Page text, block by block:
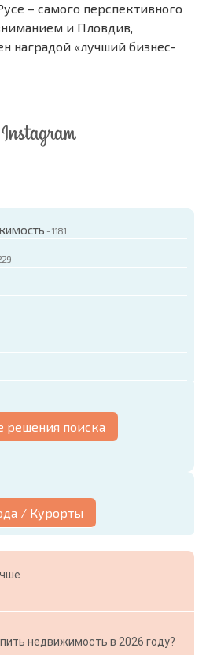
– самого перспективного
и Пловдив,
наградой «лучший бизнес-
- 1181
решения поиска
/ Курорты
недвижимость в 2026 году?